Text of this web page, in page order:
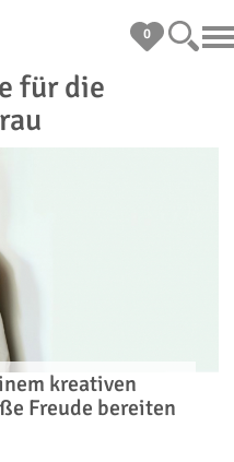
0
für die
kreativen
Freude bereiten